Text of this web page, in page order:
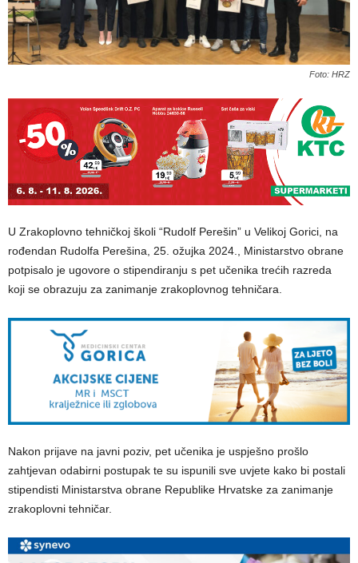
Foto: HRZ
U Zrakoplovno tehničkoj školi “Rudolf Perešin” u Velikoj Gorici, na
rođendan Rudolfa Perešina, 25. ožujka 2024., Ministarstvo obrane
potpisalo je ugovore o stipendiranju s pet učenika trećih razreda
koji se obrazuju za zanimanje zrakoplovnog tehničara.
Nakon prijave na javni poziv, pet učenika je uspješno prošlo
zahtjevan odabirni postupak te su ispunili sve uvjete kako bi postali
stipendisti Ministarstva obrane Republike Hrvatske za zanimanje
zrakoplovni tehničar.